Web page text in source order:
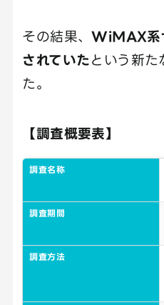
その結果、WiMAX系
されていた という新た
た。
【調査概要表】
調査名称
調査期間
調査方法